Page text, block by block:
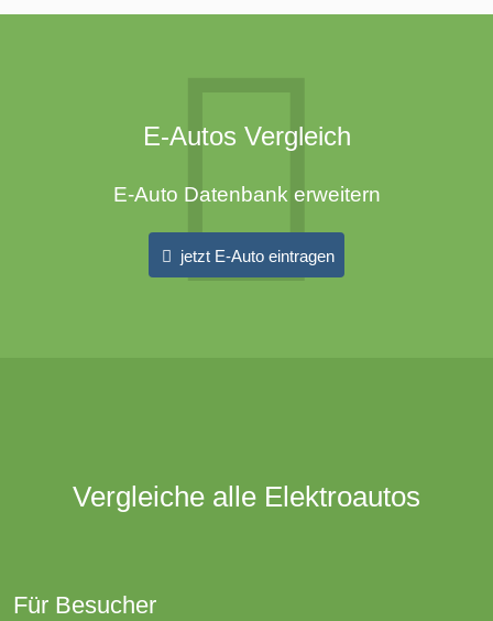
E-Autos Vergleich
E-Auto Datenbank erweitern
jetzt E-Auto eintragen
Vergleiche alle Elektroautos
Für Besucher